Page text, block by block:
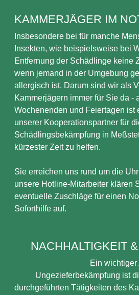
KAMMERJÄGER IM
Insbesondere bei für manche
Insekten, wie beispielsweise bei
Entfernung der Schädlinge keine
wenn jemand in der Umgebung
allergisch ist. Darum sind wir als
Kammerjägern immer für Sie da -
Wochenenden und Feiertagen ist
unserer Kooperationspartner für
Schädlingsbekämpfung in
kürzester Zeit zu helfen.
Sie erreichen uns rund um die
unsere Hotline-Mitarbeiter klären
eventuelle Zuschläge für einen
Soforthilfe auf.
NACHHALTIGKEIT
Ein
Ungezieferbekämpfung ist
durchgeführten Tätigkeiten des